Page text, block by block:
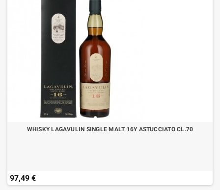
WHISKY LAGAVULIN SINGLE MALT 16Y ASTUCCIATO CL.70
97,49 €